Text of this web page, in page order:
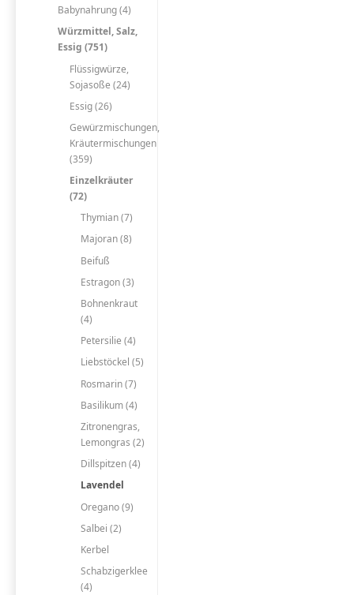
Babynahrung (4)
Würzmittel, Salz,
Essig (751)
Flüssigwürze,
Sojasoße (24)
Essig (26)
Gewürzmischungen,
Kräutermischungen
(359)
Einzelkräuter
(72)
Thymian (7)
Majoran (8)
Beifuß
Estragon (3)
Bohnenkraut
(4)
Petersilie (4)
Liebstöckel (5)
Rosmarin (7)
Basilikum (4)
Zitronengras,
Lemongras (2)
Dillspitzen (4)
Lavendel
Oregano (9)
Salbei (2)
Kerbel
Schabzigerklee
(4)